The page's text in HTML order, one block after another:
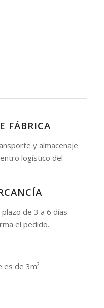
FÁBRICA
y almacenaje
logístico del
de 3 a 6 días
el pedido.
es de 3m²